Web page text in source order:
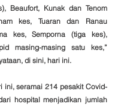
Beaufort, Kunak dan Tenom
kes, Tuaran dan Ranau
kes, Semporna (tiga kes),
masing-masing satu kes,”
di sini, hari ini.
ini, seramai 214 pesakit Covid-
hospital menjadikan jumlah